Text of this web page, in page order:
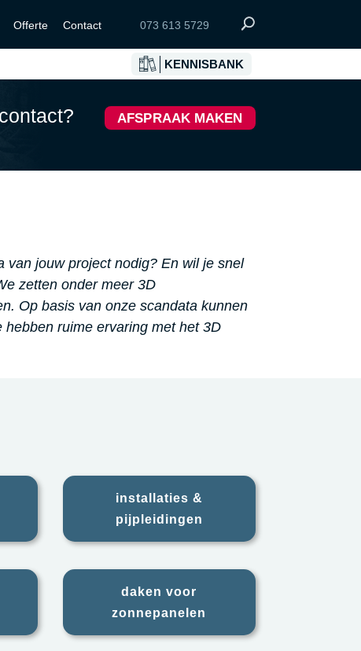
Offerte Contact 073 613 5729
KENNISBANK
contact? AFSPRAAK MAKEN
van jouw project nodig? En wil je snel
zetten onder meer 3D
Op basis van onze scandata kunnen
ruime ervaring met het 3D
installaties &
pijpleidingen
daken voor
zonnepanelen